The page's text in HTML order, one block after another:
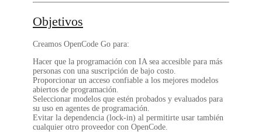
Objetivos
Creamos OpenCode Go para:
Hacer que la programación con IA sea accesible para más
personas con una suscripción de bajo costo.
Proporcionar un acceso confiable a los mejores modelos
abiertos de programación.
Seleccionar modelos que estén probados y evaluados para
su uso en agentes de programación.
Evitar la dependencia (lock-in) al permitirte usar también
cualquier otro proveedor con OpenCode.